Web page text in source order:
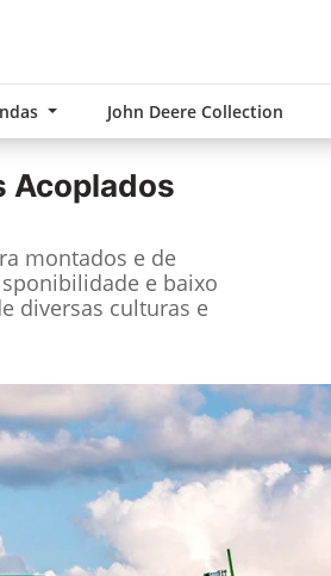
John Deere Collection
Acoplados
montados e de
e baixo
diversas culturas e